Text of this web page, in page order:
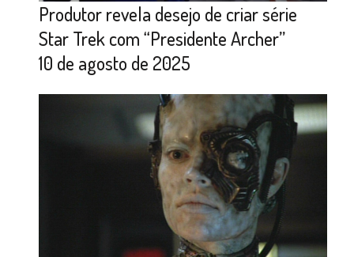
Produtor revela desejo de criar série
Star Trek com “Presidente Archer”
10 de agosto de 2025